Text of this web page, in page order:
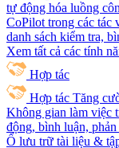
tự động hóa luồng
CoPilot trong các tác
danh sách kiểm tra,
Xem tất cả các tính
Hợp tác
Hợp tác Tăng
Không gian làm việc
động, bình luận,
Ổ lưu trữ tài liệu &